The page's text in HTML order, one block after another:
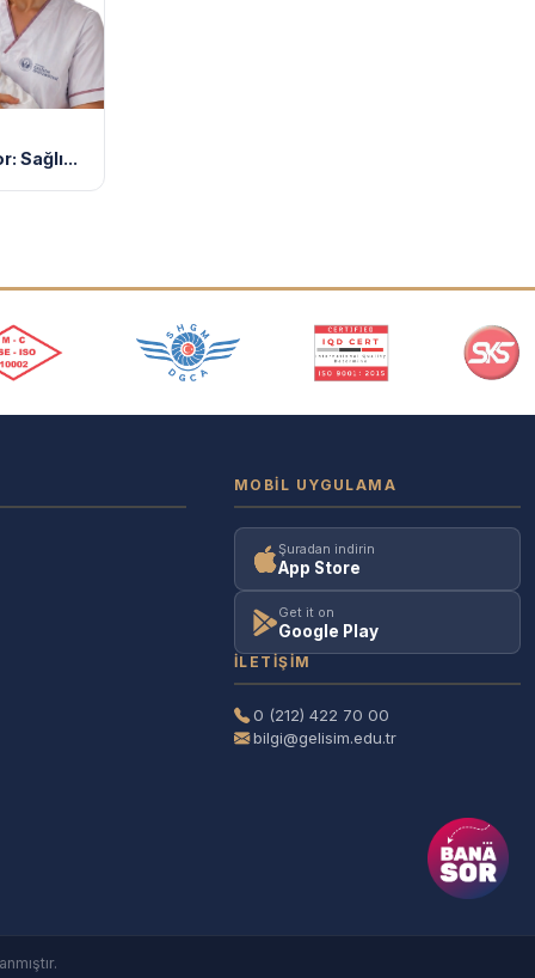
Sağlı...
MOBIL UYGULAMA
Şuradan indirin
App Store
Get it on
Google Play
İLETIŞIM
0 (212) 422 70 00
bilgi@gelisim.edu.tr